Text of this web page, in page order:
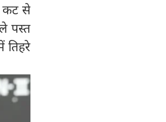
कट से
पस्त
तिहरे